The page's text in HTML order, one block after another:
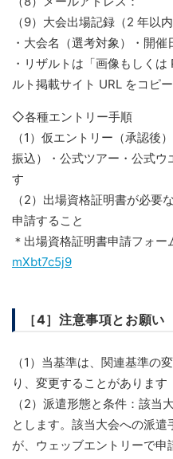
（9）大会出場記録（2 年以内
・大会名（選考対象）・開催
・リザルトは「画像もしく
ルト掲載サイト URL をコピー
◇各種エントリー手順
（1）仮エントリー（承認後
振込）・公式ツアー・公式ウ
す
（2）出場資格証明書が必要
申請すること
＊出場資格証明書申請フォー
mXbt7c5j9
［4］注意事項とお願い
（1）当基準は、関連基準の
り、変更することがあります
（2）派遣形態と条件：該当
とします。該当大会への派
が、ウェッブエントリーで